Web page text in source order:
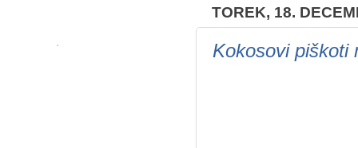
TOREK, 18.
Kokosovi piškoti